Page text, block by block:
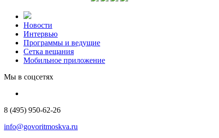
Новости
Интервью
Программы и ведущие
Сетка вещания
Мобильное приложение
Мы в соцсетях
8 (495) 950-62-26
info@govoritmoskva.ru